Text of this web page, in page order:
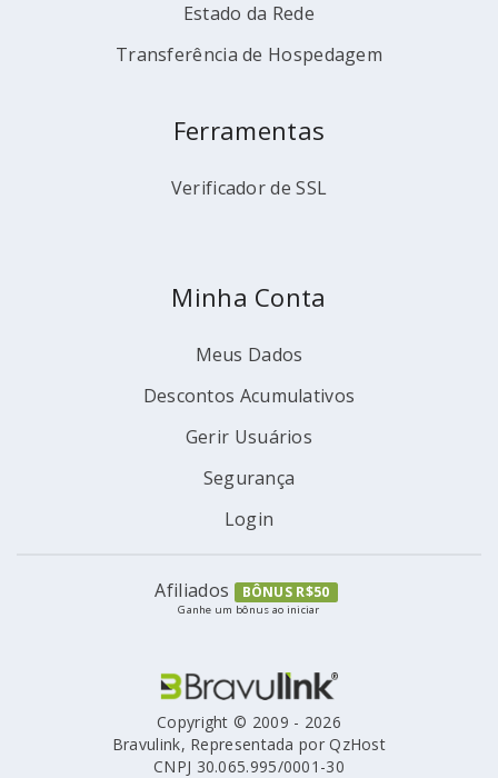
Estado da Rede
Transferência de Hospedagem
Ferramentas
Verificador de SSL
Minha Conta
Meus Dados
Descontos Acumulativos
Gerir Usuários
Segurança
Login
Afiliados BÔNUS R$50
Ganhe um bônus ao iniciar
Copyright © 2009 - 2026
Bravulink, Representada por QzHost
CNPJ 30.065.995/0001-30